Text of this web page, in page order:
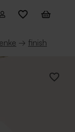
→ finish